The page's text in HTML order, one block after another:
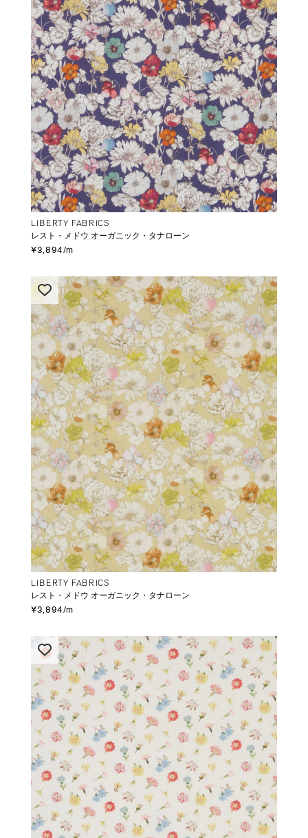
LIBERTY FABRICS
レスト・メドウ オーガニック・タナローン
¥3,894/m
LIBERTY FABRICS
レスト・メドウ オーガニック・タナローン
¥3,894/m